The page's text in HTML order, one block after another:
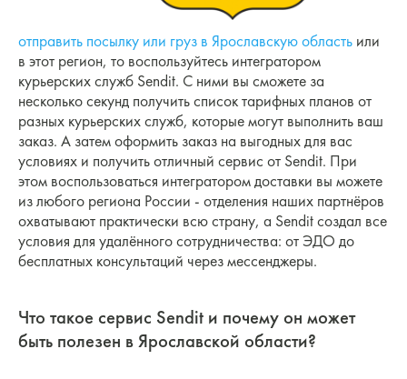
отправить посылку или груз в Ярославскую область или
в этот регион, то воспользуйтесь интегратором
курьерских служб Sendit. С ними вы сможете за
несколько секунд получить список тарифных планов от
разных курьерских служб, которые могут выполнить ваш
заказ. А затем оформить заказ на выгодных для вас
условиях и получить отличный сервис от Sendit. При
этом воспользоваться интегратором доставки вы можете
из любого региона России - отделения наших партнёров
охватывают практически всю страну, а Sendit создал все
условия для удалённого сотрудничества: от ЭДО до
бесплатных консультаций через мессенджеры.
Что такое сервис Sendit и почему он может
быть полезен в Ярославской области?